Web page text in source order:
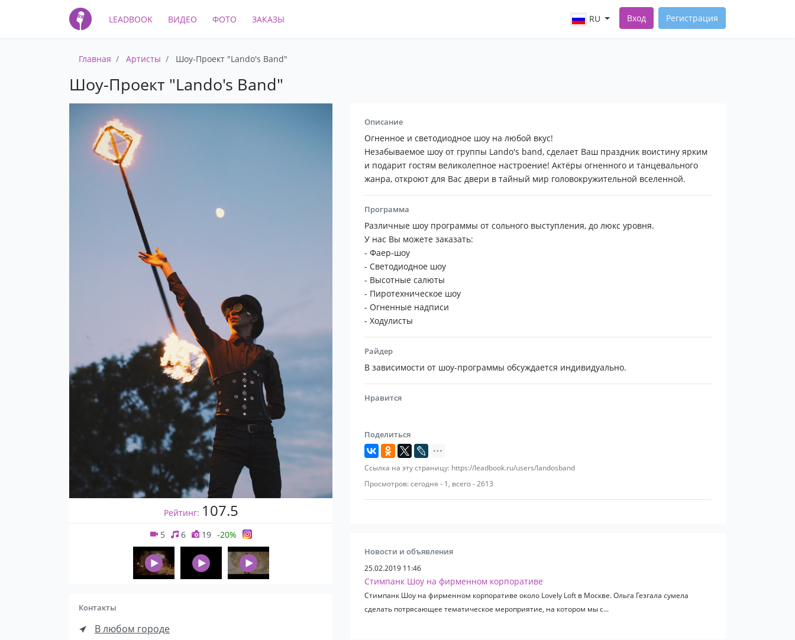
LEADBOOK ВИДЕО ФОТО ЗАКАЗЫ RU Вход Регистрация
Главная Артисты Шоу-Проект "Lando's Band"
Шоу-Проект "Lando's Band"
Рейтинг: 107.5
5 6 19 -20%
Контакты
В любом городе
Описание
Огненное и светодиодное шоу на любой вкус!
Незабываемое шоу от группы Lando's band, сделает Ваш праздник воистину ярким
и подарит гостям великолепное настроение! Актёры огненного и танцевального
жанра, откроют для Вас двери в тайный мир головокружительной вселенной.
Программа
Различные шоу программы от сольного выступления, до люкс уровня.
У нас Вы можете заказать:
- Фаер-шоу
- Светодиодное шоу
- Высотные салюты
- Пиротехническое шоу
- Огненные надписи
- Ходулисты
Райдер
В зависимости от шоу-программы обсуждается индивидуально.
Нравится
Поделиться
Ссылка на эту страницу: https://leadbook.ru/users/landosband
Просмотров: сегодня - 1, всего - 2613
Новости и объявления
25.02.2019 11:46
Стимпанк Шоу на фирменном корпоративе
Стимпанк Шоу на фирменном корпоративе около Lovely Loft в Москве. Ольга Гезгала сумела
сделать потрясающее тематическое мероприятие, на котором мы с...